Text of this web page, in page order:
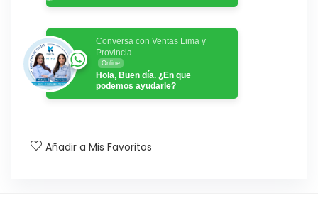
Conversa con Ventas Lima y
Provincia
Online
Hola, Buen día. ¿En que
podemos ayudarle?
Añadir a Mis Favoritos